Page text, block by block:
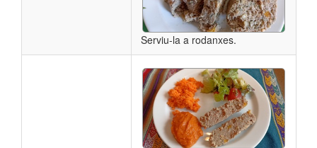
Serviu-la a rodanxes.